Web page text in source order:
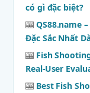
có gì đặc biệt?
🎰 QS88.name
Đặc Sắc Nhất
🎰 Fish
Real-User
🎰 Best Fish